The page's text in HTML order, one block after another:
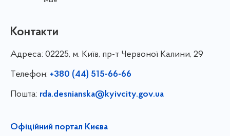
Контакти
Адреса: 02225, м. Київ, пр-т Червоної Калини, 29
Телефон: +380 (44) 515-66-66
Пошта: rda.desnianska@kyivcity.gov.ua
Офіційний портал Києва